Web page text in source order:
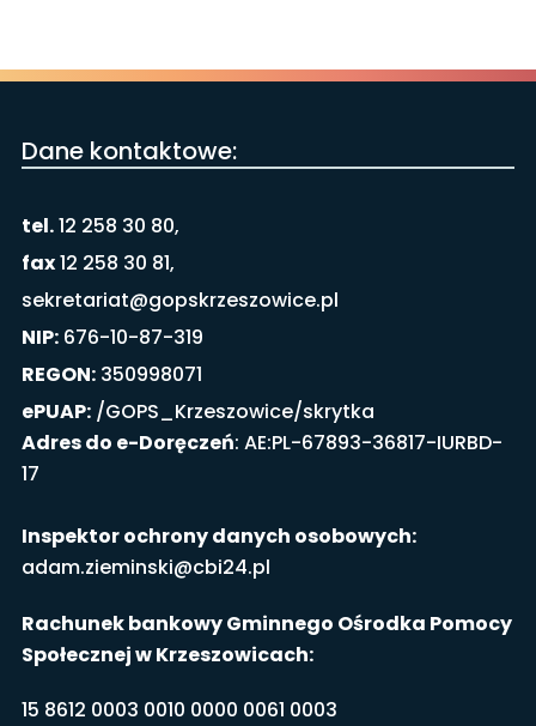
Dane kontaktowe:
tel.12 258 30 80,
fax12 258 30 81,
sekretariat@gopskrzeszowice.pl
NIP:676-10-87-319
REGON:350998071
ePUAP:/GOPS_Krzeszowice/skrytka
Adres do e-Doręczeń: AE:PL-67893-36817-IURBD-
17
Inspektor ochrony danych osobowych:
adam.zieminski@cbi24.pl
Rachunek bankowy Gminnego Ośrodka Pomocy
Społecznej w Krzeszowicach:
15 8612 0003 0010 0000 0061 0003